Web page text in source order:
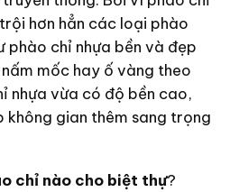
hơn hẳn các loại phào
phào chỉ nhựa bền và đẹp
mốc hay ố vàng theo
nhựa vừa có độ bền cao,
gian thêm sang trọng
chỉ nào cho biệt thự?